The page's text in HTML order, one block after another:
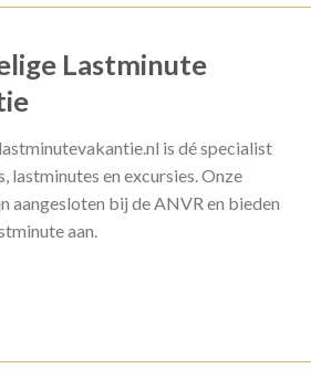
Lastminute
is dé specialist
lastminutes en excursies. Onze
aangesloten bij de ANVR en bieden
aan.